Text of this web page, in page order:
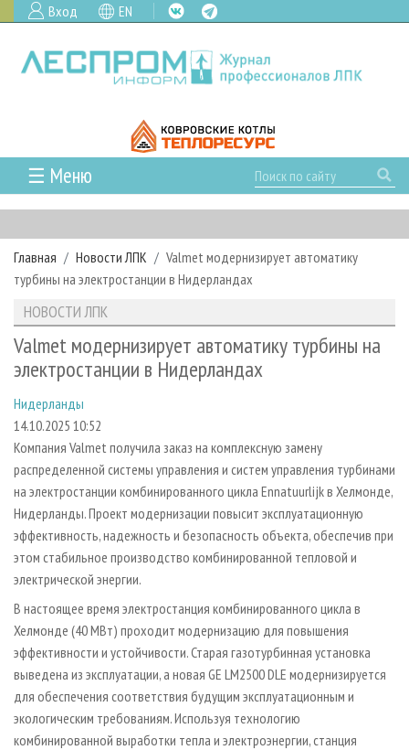
Вход EN
☰ Меню
ГЛАВНАЯ
РУБРИКИ И ТЕМЫ
РУБРИКИ ЖУРНАЛА
ЛЕСОЗАГОТОВКА
ЛЕСОПИЛЕНИЕ
СУШКА ДРЕВЕСИНЫ
ПРОИЗВОДСТВО ДРЕВЕСНЫХ ПЛИТ
ДЕРЕВЯННОЕ ДОМОСТРОЕНИЕ
ПРОИЗВОДСТВО МЕБЕЛИ
БИОЭНЕРГЕТИКА
ЦБП
ИНСТРУМЕНТ И МАТЕРИАЛЫ
НОВОСТИ
НОВОСТИ ЛПК
НОВОСТИ ЖУРНАЛА
ПРОЕКТЫ ЛПИ
АНАЛИТИКА
ПРЕДПРИЯТИЯ ЛПК
ПЕРСОНЫ
МОБИЛЬНЫЕ ВЫСТАВКИ
ОФИЦИАЛЬНЫЕ ДЕЛЕГАЦИИ
ПРИОРИТЕТНЫЕ ИНВЕСТПРОЕКТЫ
RUSSIAN FORESTRY REVIEW
ГАЗЕТА ЛЕСПРОМФОРУМ
БИБЛИОТЕКА СПЕЦИАЛИСТА
АРХИВ
АРХИВ ЖУРНАЛОВ
О ЖУРНАЛЕ
КОНТАКТЫ
РЕКЛАМОДАТЕЛЯМ
РЕКЛАМА
РЕКЛАМА НА САЙТЕ
Главная Новости ЛПК
Valmet модернизирует автоматику
турбины на электростанции в Нидерландах
НОВОСТИ ЛПК
Valmet модернизирует автоматику турбины на
электростанции в Нидерландах
Нидерланды
14.10.2025 10:52
Компания Valmet получила заказ на комплексную замену
распределенной системы управления и систем управления турбинами
на электростанции комбинированного цикла Ennatuurlijk в Хелмонде,
Нидерланды. Проект модернизации повысит эксплуатационную
эффективность, надежность и безопасность объекта, обеспечив при
этом стабильное производство комбинированной тепловой и
электрической энергии.
В настоящее время электростанция комбинированного цикла в
Хелмонде (40 МВт) проходит модернизацию для повышения
эффективности и устойчивости. Старая газотурбинная установка
выведена из эксплуатации, а новая GE LM2500 DLE модернизируется
для обеспечения соответствия будущим эксплуатационным и
экологическим требованиям. Используя технологию
комбинированной выработки тепла и электроэнергии, станция